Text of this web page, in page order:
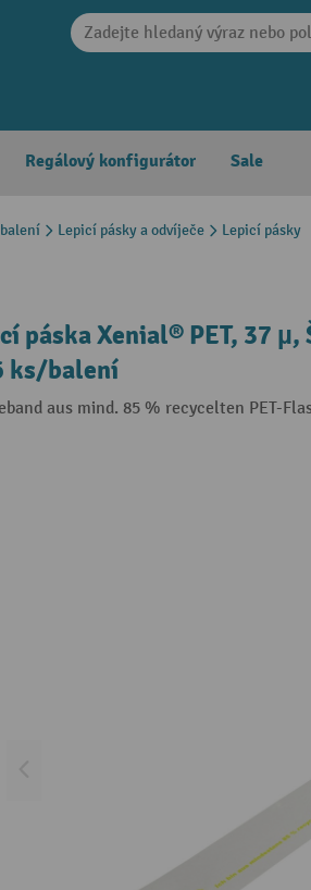
Regálový konfigurátor Sale
Lepicí pásky a odvíječe Lepicí pásky
páska Xenial® PET, 37 µ,
ks/balení
aus mind. 85 % recycelten PET-